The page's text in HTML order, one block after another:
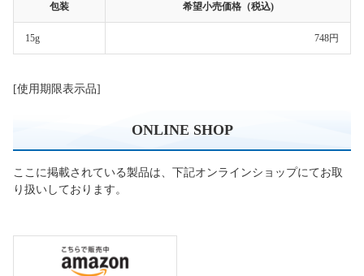
包装 希望小売価格（税込)
15g 748円
[使用期限表示品]
ONLINE SHOP
ここに掲載されている製品は、下記オンラインショップにてお取
り扱いしております。